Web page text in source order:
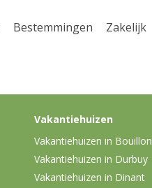
Bestemmingen Zakelijk
Vakantiehuizen
Vakantiehuizen in Bouillon
Vakantiehuizen in Durbuy
Vakantiehuizen in Dinant